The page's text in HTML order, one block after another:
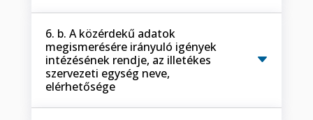
6. b. A közérdekű adatok
megismerésére irányuló igények
intézésének rendje, az illetékes
szervezeti egység neve,
elérhetősége